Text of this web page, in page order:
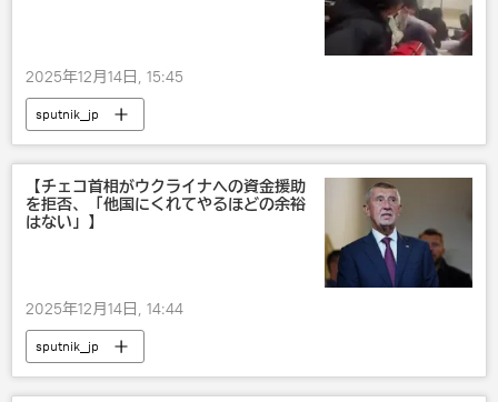
2025年12月14日, 15:45
sputnik_jp
【チェコ首相がウクライナへの資金援助
を拒否、「他国にくれてやるほどの余裕
はない」】
2025年12月14日, 14:44
sputnik_jp